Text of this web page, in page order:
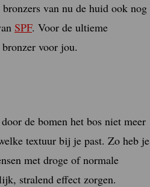
van nu de huid ook nog
SPF. Voor de ultieme
voor jou.
de bomen het bos niet meer
textuur bij je past. Zo heb je
met droge of normale
stralend effect zorgen.